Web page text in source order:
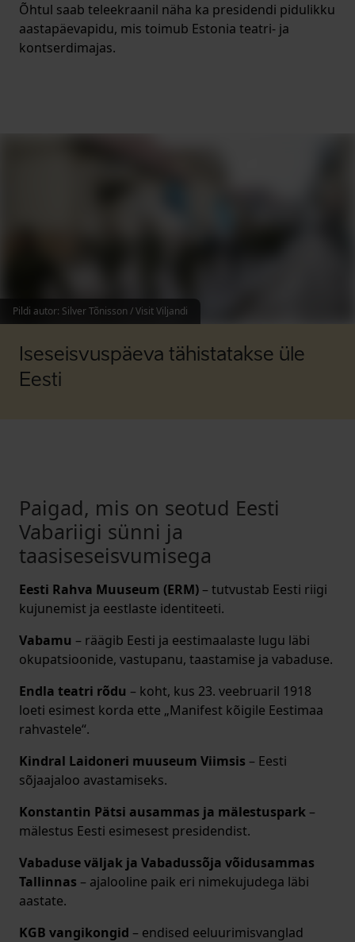
Õhtul saab teleekraanil näha ka presidendi pidulikku
aastapäevapidu, mis toimub Estonia teatri- ja
kontserdimajas.
Pildi autor: Silver Tõnisson / Visit Viljandi
Iseseisvuspäeva tähistatakse üle
Eesti
Paigad, mis on seotud Eesti
Vabariigi sünni ja
taasiseseisvumisega
Eesti Rahva Muuseum (ERM) – tutvustab Eesti riigi
kujunemist ja eestlaste identiteeti.
Vabamu – räägib Eesti ja eestimaalaste lugu läbi
okupatsioonide, vastupanu, taastamise ja vabaduse.
Endla teatri rõdu – koht, kus 23. veebruaril 1918
loeti esimest korda ette „Manifest kõigile Eestimaa
rahvastele“.
Kindral Laidoneri muuseum Viimsis – Eesti
sõjaajaloo avastamiseks.
Konstantin Pätsi ausammas ja mälestuspark –
mälestus Eesti esimesest presidendist.
Vabaduse väljak ja Vabadussõja võidusammas
Tallinnas – ajalooline paik eri nimekujudega läbi
aastate.
KGB vangikongid – endised eeluurimisvanglad